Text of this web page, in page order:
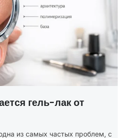
Р 72319-2025 —
новый национальный
«Услуги бытовые.
технологических